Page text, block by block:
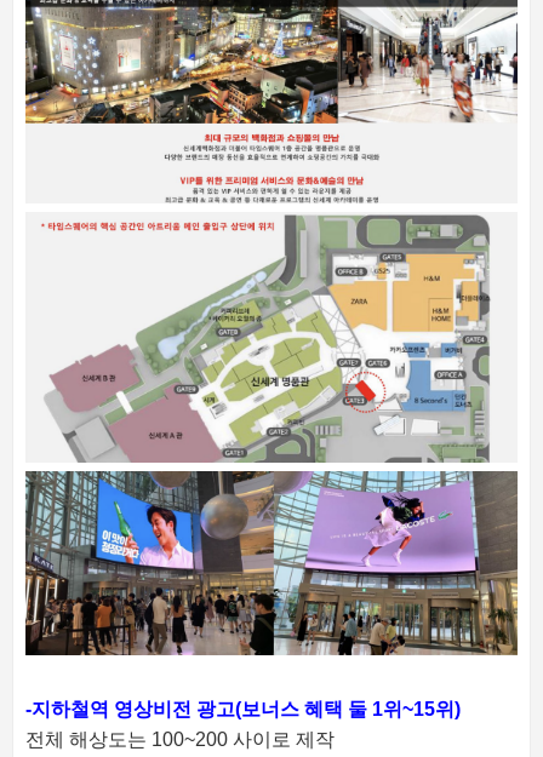
-지하철역 영상비전 광고(보너스 혜택 둘 1위~15위)
전체 해상도는 100~200 사이로 제작